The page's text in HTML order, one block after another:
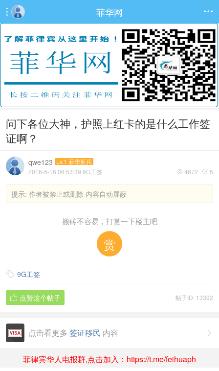
 菲华网 
问下各位大神，护照上红卡的是什么工作签
证啊？
qwe123 Lv.1 菲华新兵
 4672  5
2016-5-16 06:53:39 9G工签
提示: 作者被禁止或删除 内容自动屏蔽
搬砖不容易，打赏一下楼主吧
赏
 9G工签
帖子ID: 13392
 点赞这个帖子

点击看更多 签证移民 内容
菲律宾华人电报群,点击加入：https://t.me/feihuaph